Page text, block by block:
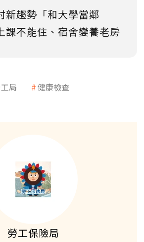
新趨勢「和大學當鄰
課不能住、宿舍變養老房
局
健康檢查
勞工保險局